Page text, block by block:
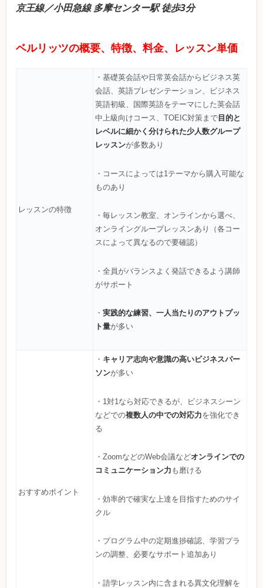
京王線／小田急線 多摩センター駅 徒歩3分
ベルリッツの概要、特徴、料金、レッスン単価
レッスンの特徴
・基礎英会話や日常英会話からビジネス英
会話、英語プレゼンテーション、ビジネス
英語初級、国際英語をテーマにした英会話
中上級向けコース、TOEIC対策まで目的と
レベルに細かく分けられた少人数グループ
レッスンが多数あり
・コースによっては1テーマから購入可能な
ものあり
・毎レッスン教室、オンラインから選べ、
オンライングループレッスンあり（各コー
スによって異なるので要確認）
・全員がバランスよく発話できるよう講師
がサポート
・ 実践的な練習、一人当たりのアウトプッ
ト量が多い
おすすめポイント
・ キャリア志向や意識の高いビジネスパー
ソンが多い
・1対1なら対応できるが、ビジネスシーン
などでの複数人の中での対応力を強化でき
る
・ZoomなどのWeb会議などオンラインでの
コミュニケーション力 も磨ける
・効率的で確実な上達を目指すためのサイ
クル
・プログラム中の定期進捗確認、学習プラ
ンの調整、必要なサポート追加あり
・語学レッスン内に含まれる異文化理解を